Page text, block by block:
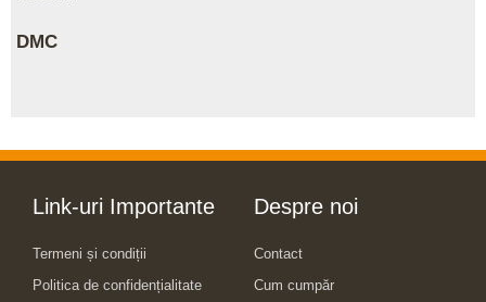
DMC
Link-uri Importante
Termeni și condiții
Politica de confidențialitate
Despre noi
Contact
Cum cumpăr